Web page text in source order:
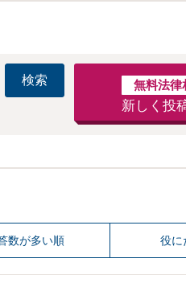
検索 無料法律
新しく投
数が多い順 役に